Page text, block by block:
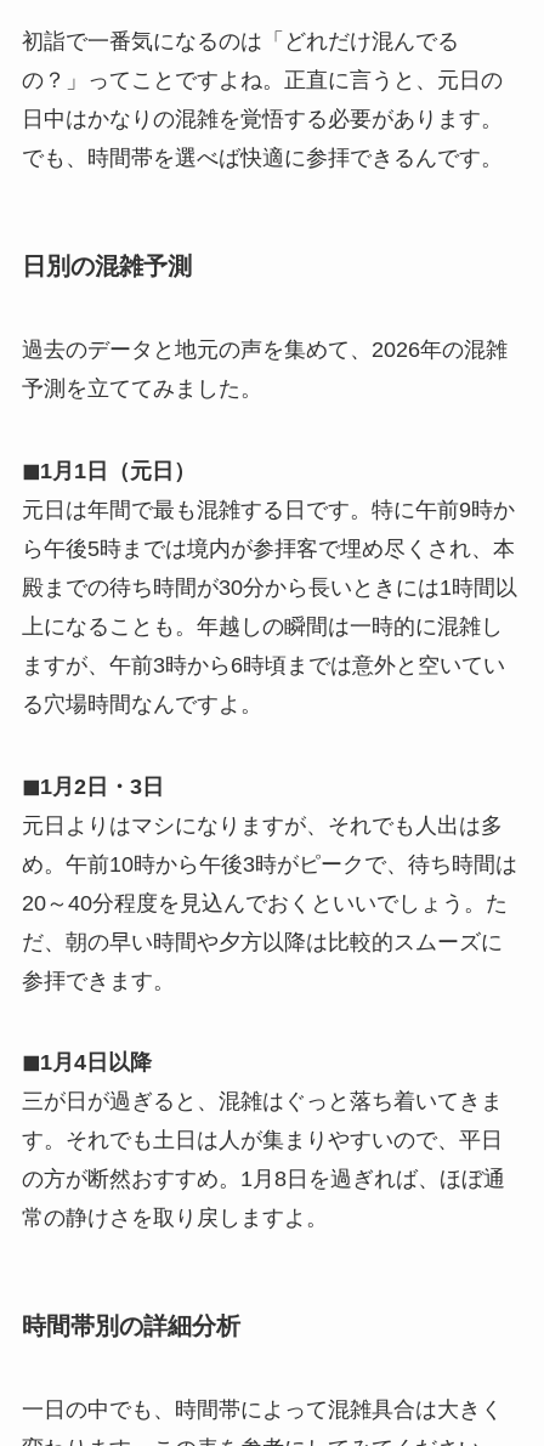
初詣で一番気になるのは「どれだけ混んでる
の？」ってことですよね。正直に言うと、元日の
日中はかなりの混雑を覚悟する必要があります。
でも、時間帯を選べば快適に参拝できるんです。
日別の混雑予測
過去のデータと地元の声を集めて、2026年の混雑
予測を立ててみました。
◼︎1月1日（元日）
元日は年間で最も混雑する日です。特に午前9時か
ら午後5時までは境内が参拝客で埋め尽くされ、本
殿までの待ち時間が30分から長いときには1時間以
上になることも。年越しの瞬間は一時的に混雑し
ますが、午前3時から6時頃までは意外と空いてい
る穴場時間なんですよ。
◼︎1月2日・3日
元日よりはマシになりますが、それでも人出は多
め。午前10時から午後3時がピークで、待ち時間は
20～40分程度を見込んでおくといいでしょう。た
だ、朝の早い時間や夕方以降は比較的スムーズに
参拝できます。
◼︎1月4日以降
三が日が過ぎると、混雑はぐっと落ち着いてきま
す。それでも土日は人が集まりやすいので、平日
の方が断然おすすめ。1月8日を過ぎれば、ほぼ通
常の静けさを取り戻しますよ。
時間帯別の詳細分析
一日の中でも、時間帯によって混雑具合は大きく